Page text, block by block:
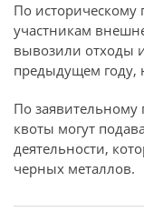
По историческому
участникам
вывозили отходы
предыдущем году,
По
квоты могут
деятельности,
черных металлов.